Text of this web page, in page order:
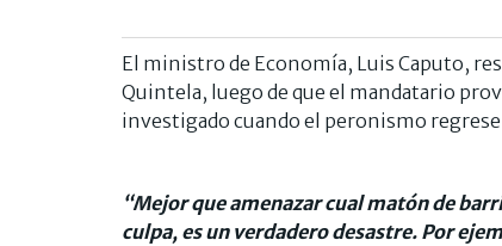
El ministro de Economía, Luis Caputo,
Quintela, luego de que el mandatario
investigado cuando el peronismo regrese
“Mejor que amenazar cual matón de
culpa, es un verdadero desastre. Por